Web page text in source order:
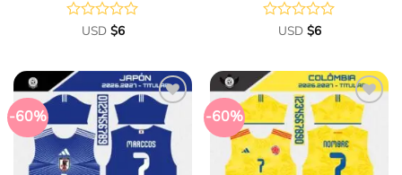
Valorado
de
5
USD $6
Valorado
de
5
USD $6
-60%
Añadir
a la
lista
de
deseos
-60%
Añadir
a la
lista
de
deseos